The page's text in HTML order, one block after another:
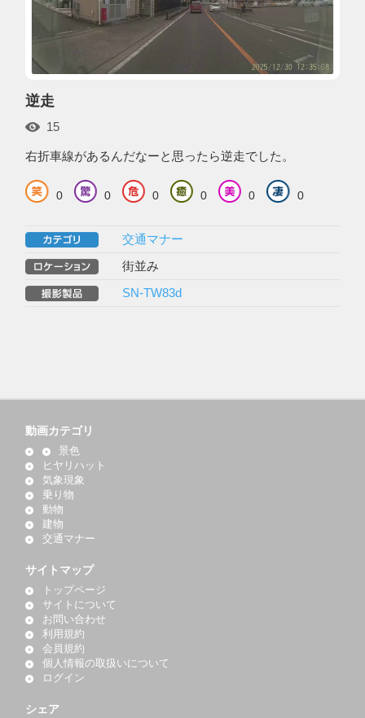
逆走
15
右折車線があるんだなーと思ったら逆走でした。
0 0 0 0 0 0
交通マナー
街並み
SN-TW83d
動画カテゴリ
景色
ヒヤリハット
気象現象
乗り物
動物
建物
交通マナー
サイトマップ
トップページ
サイトについて
お問い合わせ
利用規約
会員規約
個人情報の取扱いについて
ログイン
シェア